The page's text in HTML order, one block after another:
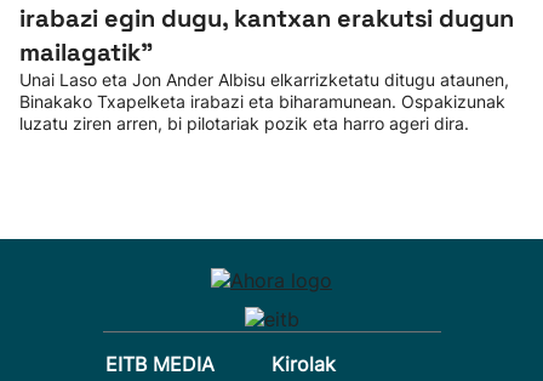
irabazi egin dugu, kantxan erakutsi dugun
mailagatik”
Unai Laso eta Jon Ander Albisu elkarrizketatu ditugu ataunen,
Binakako Txapelketa irabazi eta biharamunean. Ospakizunak
luzatu ziren arren, bi pilotariak pozik eta harro ageri dira.
EITB MEDIA
Kirolak